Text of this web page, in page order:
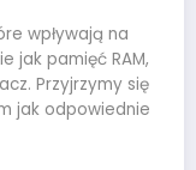
wpływają na
jak pamięć RAM,
Przyjrzymy się
jak odpowiednie